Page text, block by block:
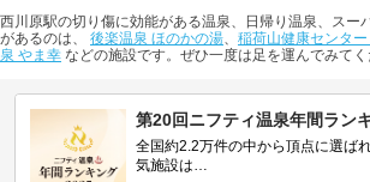
西川原駅の切り傷に効能がある温泉、日帰り温泉、スー
があるのは、 後楽温泉 ほのかの湯、 稲荷山健康センター
泉 やま幸 などの施設です。ぜひ一度は足を運んでみてく
第20回ニフティ温泉年間ラン
全国約2.2万件の中から頂点に選ば
気施設は…